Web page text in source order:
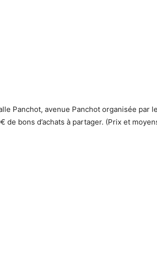
Panchot, avenue Panchot organisée par
de bons d’achats à partager. (Prix et